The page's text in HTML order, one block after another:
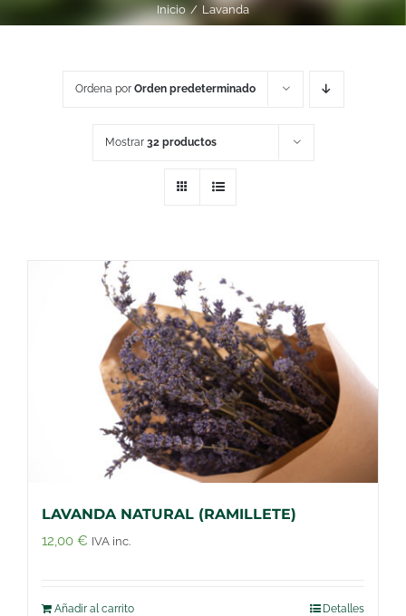
Inicio Lavanda
Ordena por Orden predeterminado
Mostrar 32 productos
LAVANDA NATURAL (RAMILLETE)
12,00 € IVA inc.
Añadir al carrito Detalles